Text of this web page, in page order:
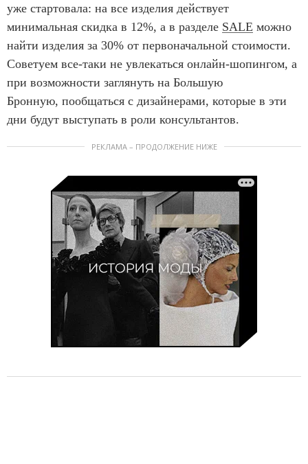
уже стартовала: на все изделия действует
минимальная скидка в 12%, а в разделе SALE можно
найти изделия за 30% от первоначальной стоимости.
Советуем все-таки не увлекаться онлайн-шопингом, а
при возможности заглянуть на Большую
Бронную, пообщаться с дизайнерами, которые в эти
дни будут выступать в роли консультантов.
РЕКЛАМА – ПРОДОЛЖЕНИЕ НИЖЕ